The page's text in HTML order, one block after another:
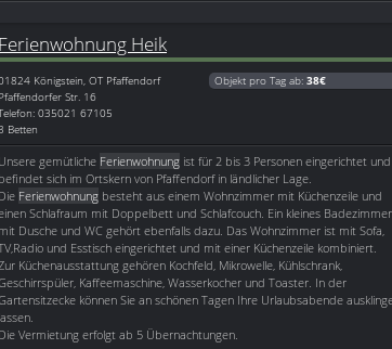
Ferienwohnung Heik
Königstein, OT Pfaffendorf
Pfaffendorfer Str. 16
035021 67105
Betten
Objekt pro Tag ab: 38€
Unsere gemütliche Ferienwohnung ist für 2 bis 3 Personen eingerichtet und
befindet sich im Ortskern von Pfaffendorf in ländlicher Lage.
Die Ferienwohnung besteht aus einem Wohnzimmer mit Küchenzeile und
Schlafraum mit Doppelbett und Schlafcouch. Ein kleines Badezimmer
mit Dusche und WC gehört ebenfalls dazu. Das Wohnzimmer ist mit Sofa,
und Esstisch eingerichtet und mit einer Küchenzeile kombiniert.
Küchenausstattung gehören Kochfeld, Mikrowelle, Kühlschrank,
Kaffeemaschine, Wasserkocher und Toaster. In der
können Sie an schönen Tagen Ihre Urlaubsabende
lassen.
Die Vermietung erfolgt ab 5 Übernachtungen.